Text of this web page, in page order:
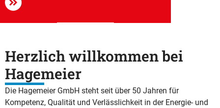
Herzlich willkommen bei
Hagemeier
Die Hagemeier GmbH steht seit über 50 Jahren für
Kompetenz, Qualität und Verlässlichkeit in der Energie- und